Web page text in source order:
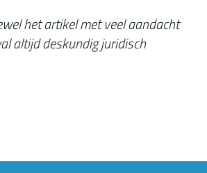
het artikel met veel aandacht
altijd deskundig juridisch